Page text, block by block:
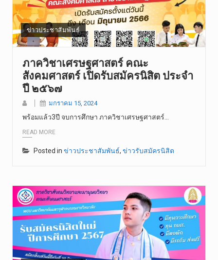
ข่าวประชาสัมพันธ์
ภาควิชาเศรษฐศาสตร์ คณะ
สังคมศาสตร์ เปิดรับสมัครนิสิต ประจำ
ปี ๒๕๖๗
มกราคม 15, 2024
พร้อมแล้ว3ปี จบการศึกษา ภาควิชาเศรษฐศาสตร์…
READ MORE
Posted in ข่าวประชาสัมพันธ์, ข่าวรับสมัครนิสิต